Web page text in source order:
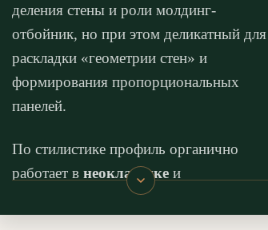
деления стены и роли молдинг-
отбойник, но при этом деликатный для
раскладки «геометрии стен» и
формирования пропорциональных
панелей.
По стилистике профиль органично
работает в неоклассике и
интерьерах за счет
мягкого края и чистых линий, а также